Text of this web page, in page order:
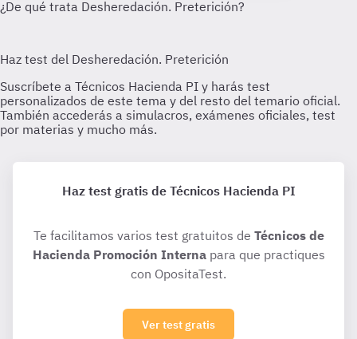
Haz test gratis de Técnicos Hacienda PI
Te facilitamos varios test gratuitos de Técnicos de
Hacienda Promoción Internapara que practiques
con OpositaTest.
Ver test gratis